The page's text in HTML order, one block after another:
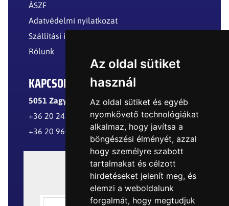
Az oldal sütiket
használ
Az oldal sütiket és egyéb
nyomkövető technológiákat
alkalmaz, hogy javítsa a
böngészési élményét, azzal
hogy személyre szabott
tartalmakat és célzott
hirdetéseket jelenít meg, és
elemzi a weboldalunk
forgalmát, hogy megtudjuk
ÁSZF
Adatvédelmi nyilatkozat
Szállítási információk
Rólunk
KAPCSOLAT
5051 Zagyvarékas, Külterület
+36 20 241 8299
+36 20 960 8977